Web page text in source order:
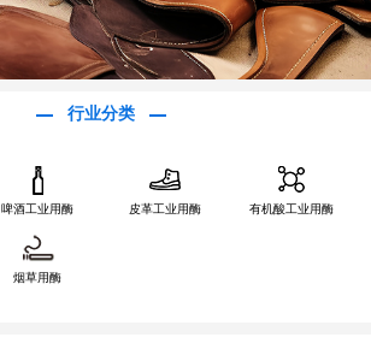
行业分类
啤酒工业用酶 皮革工业用酶 有机酸工业用酶
烟草用酶